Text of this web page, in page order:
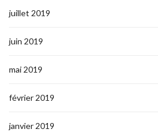
juillet 2019
juin 2019
mai 2019
février 2019
janvier 2019